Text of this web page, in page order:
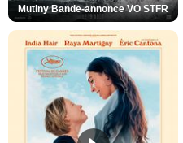
Mutiny Bande-annonce VO STFR